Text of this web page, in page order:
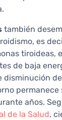
también
es
tiroideas,
de baja
disminución
años.
de la Salud,